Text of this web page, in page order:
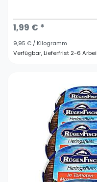
1,99 € *
9,95 € / Kilogramm
Verfügbar, Lieferfrist 2-6